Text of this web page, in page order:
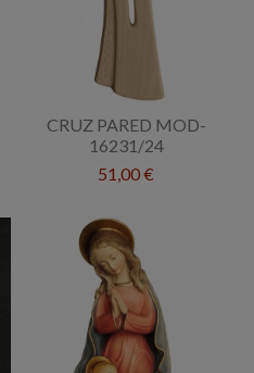
CRUZ PARED MOD-
16231/24
51,00 €